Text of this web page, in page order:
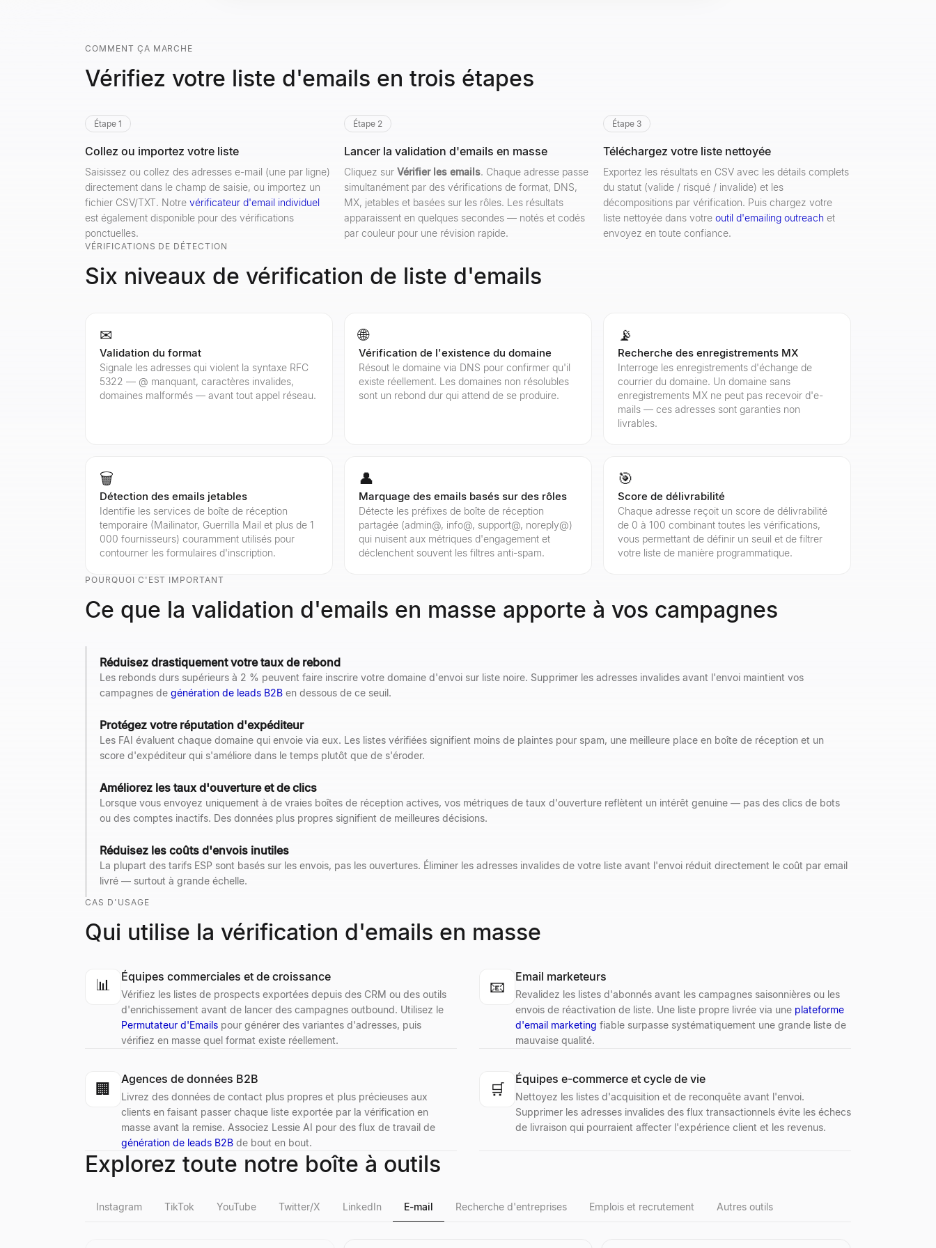
COMMENT ÇA MARCHE
Vérifiez votre liste d'emails en trois étapes
Étape 1
Collez ou importez votre liste
Saisissez ou collez des adresses e-mail (une par ligne)
directement dans le champ de saisie, ou importez un
fichier CSV/TXT. Notre vérificateur d'email individuel
est également disponible pour des vérifications
ponctuelles.
Étape 2
Lancer la validation d'emails en masse
Cliquez sur Vérifier les emails. Chaque adresse passe
simultanément par des vérifications de format, DNS,
MX, jetables et basées sur les rôles. Les résultats
apparaissent en quelques secondes — notés et codés
par couleur pour une révision rapide.
Étape 3
Téléchargez votre liste nettoyée
Exportez les résultats en CSV avec les détails complets
du statut (valide / risqué / invalide) et les
décompositions par vérification. Puis chargez votre
liste nettoyée dans votre outil d'emailing outreach et
envoyez en toute confiance.
VÉRIFICATIONS DE DÉTECTION
Six niveaux de vérification de liste d'emails
✉
Validation du format
Signale les adresses qui violent la syntaxe RFC
5322 — @ manquant, caractères invalides,
domaines malformés — avant tout appel réseau.
🌐
Vérification de l'existence du domaine
Résout le domaine via DNS pour confirmer qu'il
existe réellement. Les domaines non résolubles
sont un rebond dur qui attend de se produire.
📡
Recherche des enregistrements MX
Interroge les enregistrements d'échange de
courrier du domaine. Un domaine sans
enregistrements MX ne peut pas recevoir d'e-
mails — ces adresses sont garanties non
livrables.
🗑
Détection des emails jetables
Identifie les services de boîte de réception
temporaire (Mailinator, Guerrilla Mail et plus de 1
000 fournisseurs) couramment utilisés pour
contourner les formulaires d'inscription.
👤
Marquage des emails basés sur des rôles
Détecte les préfixes de boîte de réception
partagée (admin@, info@, support@, noreply@)
qui nuisent aux métriques d'engagement et
déclenchent souvent les filtres anti-spam.
🎯
Score de délivrabilité
Chaque adresse reçoit un score de délivrabilité
de 0 à 100 combinant toutes les vérifications,
vous permettant de définir un seuil et de filtrer
votre liste de manière programmatique.
POURQUOI C'EST IMPORTANT
Ce que la validation d'emails en masse apporte à vos campagnes
Réduisez drastiquement votre taux de rebond
Les rebonds durs supérieurs à 2 % peuvent faire inscrire votre domaine d'envoi sur liste noire. Supprimer les adresses invalides avant l'envoi maintient vos
campagnes de génération de leads B2B en dessous de ce seuil.
Protégez votre réputation d'expéditeur
Les FAI évaluent chaque domaine qui envoie via eux. Les listes vérifiées signifient moins de plaintes pour spam, une meilleure place en boîte de réception et un
score d'expéditeur qui s'améliore dans le temps plutôt que de s'éroder.
Améliorez les taux d'ouverture et de clics
Lorsque vous envoyez uniquement à de vraies boîtes de réception actives, vos métriques de taux d'ouverture reflètent un intérêt genuine — pas des clics de bots
ou des comptes inactifs. Des données plus propres signifient de meilleures décisions.
Réduisez les coûts d'envois inutiles
La plupart des tarifs ESP sont basés sur les envois, pas les ouvertures. Éliminer les adresses invalides de votre liste avant l'envoi réduit directement le coût par email
livré — surtout à grande échelle.
CAS D'USAGE
Qui utilise la vérification d'emails en masse
📊 Équipes commerciales et de croissance
Vérifiez les listes de prospects exportées depuis des CRM ou des outils
d'enrichissement avant de lancer des campagnes outbound. Utilisez le
Permutateur d'Emails pour générer des variantes d'adresses, puis
vérifiez en masse quel format existe réellement.
📧
Email marketeurs
Revalidez les listes d'abonnés avant les campagnes saisonnières ou les
envois de réactivation de liste. Une liste propre livrée via une plateforme
d'email marketing fiable surpasse systématiquement une grande liste de
mauvaise qualité.
🏢
Agences de données B2B
Livrez des données de contact plus propres et plus précieuses aux
clients en faisant passer chaque liste exportée par la vérification en
masse avant la remise. Associez Lessie AI pour des flux de travail de
génération de leads B2B de bout en bout.
🛒
Équipes e-commerce et cycle de vie
Nettoyez les listes d'acquisition et de reconquête avant l'envoi.
Supprimer les adresses invalides des flux transactionnels évite les échecs
de livraison qui pourraient affecter l'expérience client et les revenus.
Explorez toute notre boîte à outils
Instagram TikTok YouTube Twitter/X LinkedIn E-mail Recherche d'entreprises Emplois et recrutement Autres outils